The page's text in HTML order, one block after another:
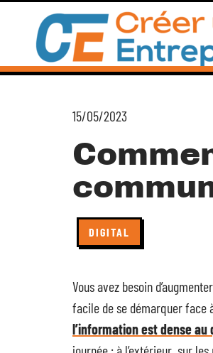
15/05/2023
DIGITAL
Vous avez besoin
facile de se démarquer face
l’information est dense au